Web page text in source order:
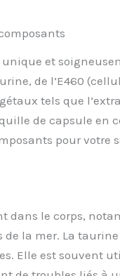
et
de l’E460
tels que
de capsule
pour votre
le corps,
de la mer. La
Elle est souvent